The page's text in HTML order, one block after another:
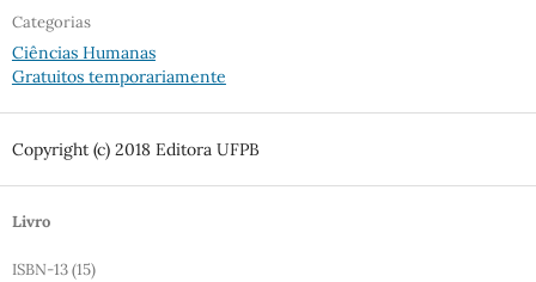
Categorias
Ciências Humanas
Gratuitos temporariamente
Copyright (c) 2018 Editora UFPB
Livro
ISBN-13 (15)